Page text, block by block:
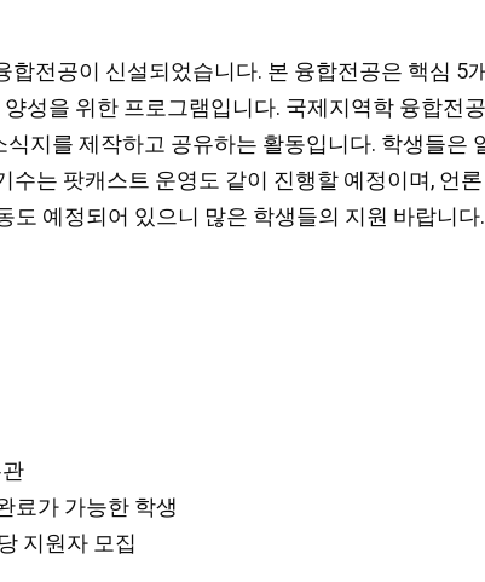
전공이 신설되었습니다. 본 융합전공은 핵심 5
성을 위한 프로그램입니다. 국제지역학 융합전
지를 제작하고 공유하는 활동입니다. 학생들
수는 팟캐스트 운영도 같이 진행할 예정이며, 언
도 예정되어 있으니 많은 학생들의 지원 바랍니다.
료가 가능한 학생
지원자 모집